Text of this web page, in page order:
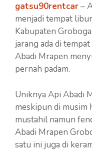
gatsu90rentcar–
menjadi tempat
Kabupaten
jarang ada di
Abadi Mrapen
pernah padam.
Uniknya Api Abadi
meskipun di musim
mustahil namun
Abadi Mrapen
satu ini juga di